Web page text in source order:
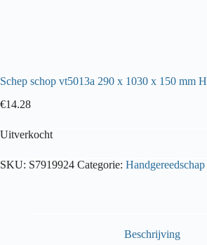
Schep schop vt5013a 290 x 1030 x 150 mm
€14.28
Uitverkocht
SKU: S7919924 Categorie: Handgereedschap
Beschrijving